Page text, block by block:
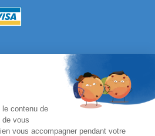
passer une
votre école ?
le contenu de
vous
vous accompagner pendant votre